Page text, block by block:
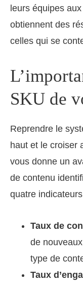
leurs équipes
obtiennent des
celles qui se
SKU de
Reprendre le
haut et le croiser
vous donne un
de contenu
quatre
Taux de
de
type de
Taux